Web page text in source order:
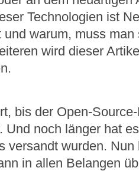
Technologien ist
warum, muss
wird dieser
bis der Open-
Und noch länger hat
versandt wurden.
in allen Belangen